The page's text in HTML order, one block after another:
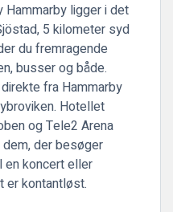
ligger i det
5 kilometer syd
du fremragende
busser og både.
fra Hammarby
Hotellet
og Tele2 Arena
der besøger
koncert eller
er kontantløst.